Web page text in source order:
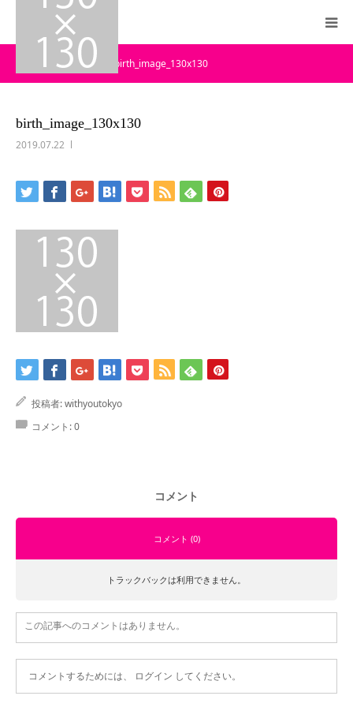
ブログ birth_image_130x130
birth_image_130x130
2019.07.22
投稿者:withyoutokyo
コメント:0
コメント
コメント (0)
トラックバックは利用できません。
この記事へのコメントはありません。
コメントするためには、 ログイン してください。
HOME
実行委員
全国のWithYou
WithYou News
BLOG
お問合せ